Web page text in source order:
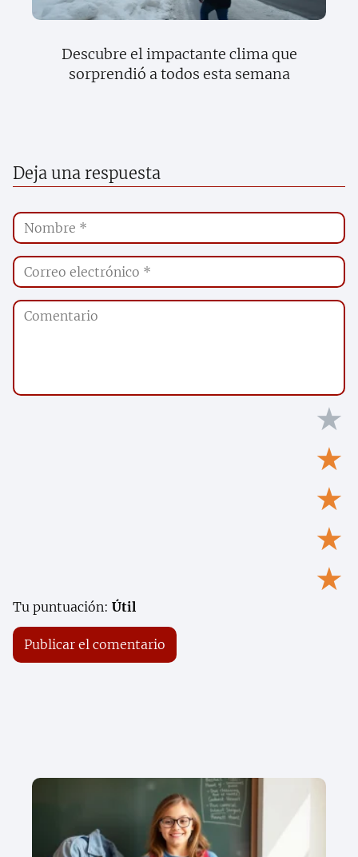
Descubre el impactante clima que
sorprendió a todos esta semana
Deja una respuesta
★
★
★
★
★
Tu puntuación: Útil